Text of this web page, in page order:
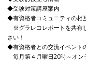
◆受験対策講座案内
◆有資格者コミュニティの相
※グラレコレポートを共有
さい！
◆有資格者との交流イベント
毎月第４月曜日20時～オン